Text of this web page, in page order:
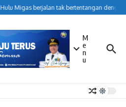
Migas berjalan tak bertentangan dengan
M
e
n
u